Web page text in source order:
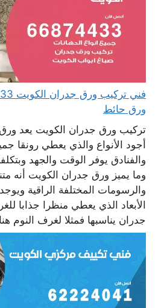
ورق حائط
تركيب ورق جدران الكويت يعد
أجود الأنواع والذي يعطي رونقا
والفنادق يوفر الوقت والجهد
وما يميز ورق جدران الكويت أنه
والرسومات المختلفة الراقية
الأبعاد الذي يعطي منظرا جذابا
جدران يناسبها فمثلا لغرف النوم